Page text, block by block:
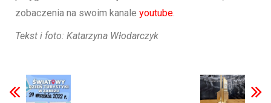
zobaczenia na swoim kanale youtube.
Tekst i foto: Katarzyna Włodarczyk